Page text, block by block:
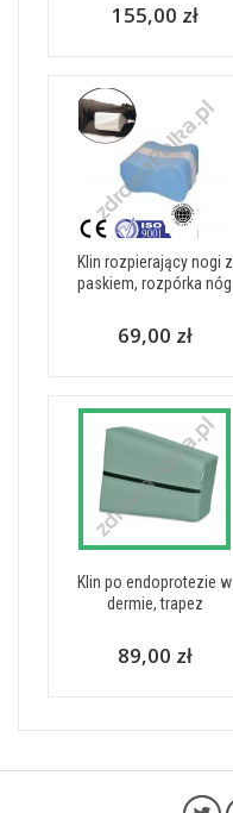
155,00 zł
Klin rozpierający nogi z
paskiem, rozpórka nóg
69,00 zł
Klin po endoprotezie w
dermie, trapez
89,00 zł